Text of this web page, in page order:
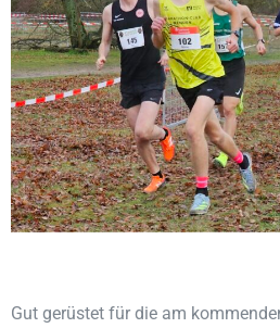
Gut gerüstet für die am